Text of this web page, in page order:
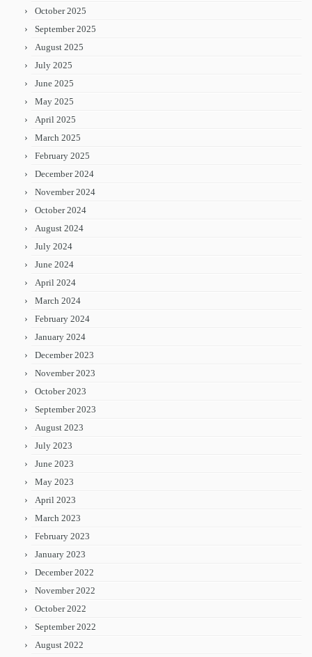
October 2025
September 2025
August 2025
July 2025
June 2025
May 2025
April 2025
March 2025
February 2025
December 2024
November 2024
October 2024
August 2024
July 2024
June 2024
April 2024
March 2024
February 2024
January 2024
December 2023
November 2023
October 2023
September 2023
August 2023
July 2023
June 2023
May 2023
April 2023
March 2023
February 2023
January 2023
December 2022
November 2022
October 2022
September 2022
August 2022